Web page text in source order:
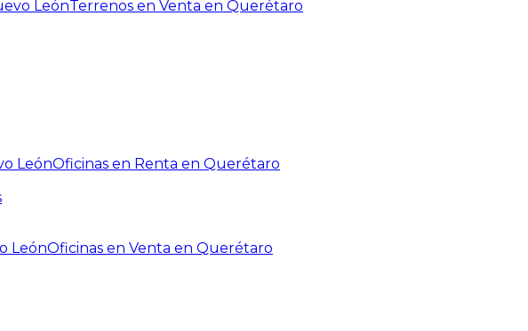
LeónTerrenos en Venta en Querétaro
LeónOficinas en Renta en Querétaro
LeónOficinas en Venta en Querétaro